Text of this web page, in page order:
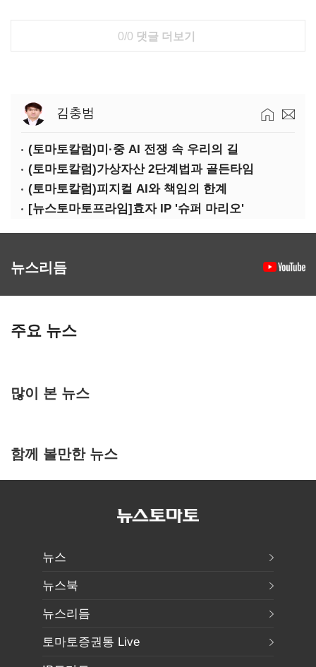
0/0 댓글 더보기
김충범
(토마토칼럼)미·중 AI 전쟁 속 우리의 길
(토마토칼럼)가상자산 2단계법과 골든타임
(토마토칼럼)피지컬 AI와 책임의 한계
[뉴스토마토프라임]효자 IP '슈퍼 마리오'
뉴스리듬
주요 뉴스
많이 본 뉴스
함께 볼만한 뉴스
뉴스
뉴스북
뉴스리듬
토마토증권통 Live